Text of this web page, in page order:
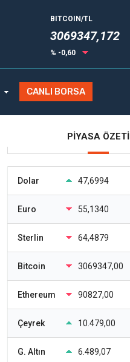
BITCOIN/TL
3069347,172
% -0,60
CANLI BORSA
PİYASA ÖZETİ
Dolar 47,6994
Euro 55,1340
Sterlin 64,4879
Bitcoin 3069347,00
Ethereum 90827,00
Çeyrek 10.479,00
G. Altın 6.489,07